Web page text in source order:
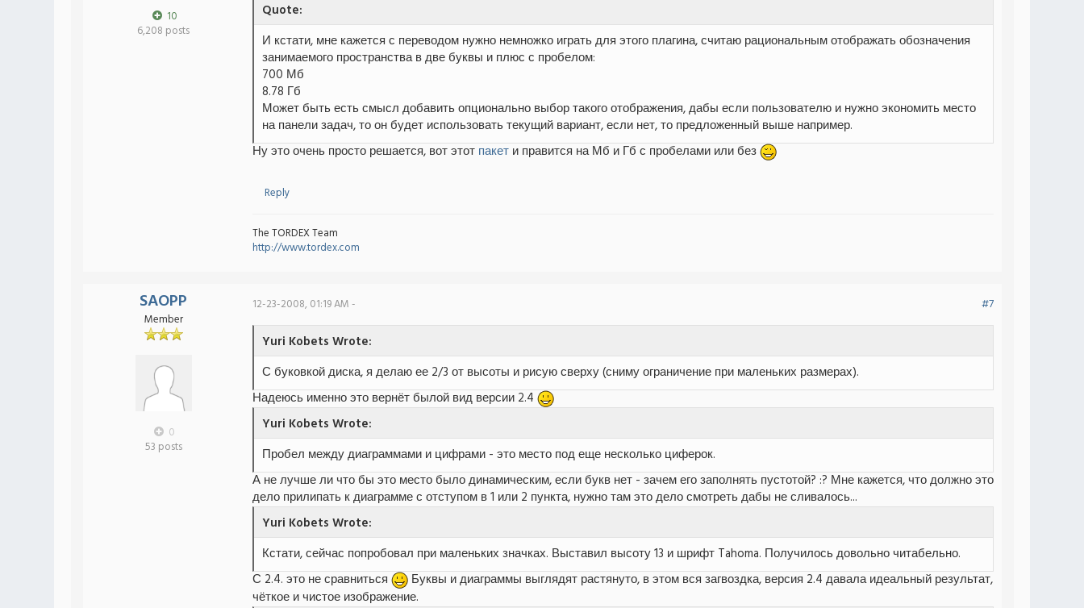
10
6,208 posts
Quote:
И кстати, мне кажется с переводом нужно немножко играть для этого плагина, считаю рациональным отображать обозначения
занимаемого пространства в две буквы и плюс с пробелом:
700 Мб
8.78 Гб
Может быть есть смысл добавить опционально выбор такого отображения, дабы если пользователю и нужно экономить место
на панели задач, то он будет использовать текущий вариант, если нет, то предложенный выше например.
Ну это очень просто решается, вот этот пакети правится на Мб и Гб с пробелами или без
Reply
The TORDEX Team
http://www.tordex.com
SAOPP
Member
0
53 posts
12-23-2008, 01:19 AM - #7
Yuri Kobets Wrote:
С буковкой диска, я делаю ее 2/3 от высоты и рисую сверху (сниму ограничение при маленьких размерах).
Надеюсь именно это вернёт былой вид версии 2.4
Yuri Kobets Wrote:
Пробел между диаграммами и цифрами - это место под еще несколько циферок.
А не лучше ли что бы это место было динамическим, если букв нет - зачем его заполнять пустотой? :? Мне кажется, что должно это
дело прилипать к диаграмме с отступом в 1 или 2 пункта, нужно там это дело смотреть дабы не сливалось...
Yuri Kobets Wrote:
Кстати, сейчас попробовал при маленьких значках. Выставил высоту 13 и шрифт Tahoma. Получилось довольно читабельно.
С 2.4. это не сравниться
Буквы и диаграммы выглядят растянуто, в этом вся загвоздка, версия 2.4 давала идеальный результат,
чёткое и чистое изображение.